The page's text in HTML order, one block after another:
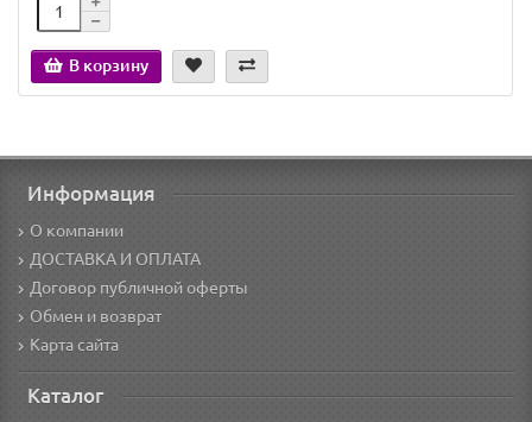
В корзину
Информация
О компании
ДОСТАВКА И ОПЛАТА
Договор публичной оферты
Обмен и возврат
Карта сайта
Каталог